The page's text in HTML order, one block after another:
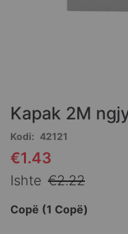
beginning
the
images
gallery
Kapak 2M
Kodi
42121
Special
€1.43
Ishte €2.22
Copë (1 Copë)